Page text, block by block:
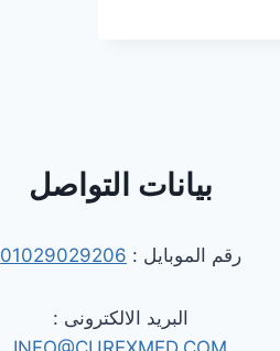
بيانات التواصل
رقم الموبايل : 01029029206
البريد الالكترونى :